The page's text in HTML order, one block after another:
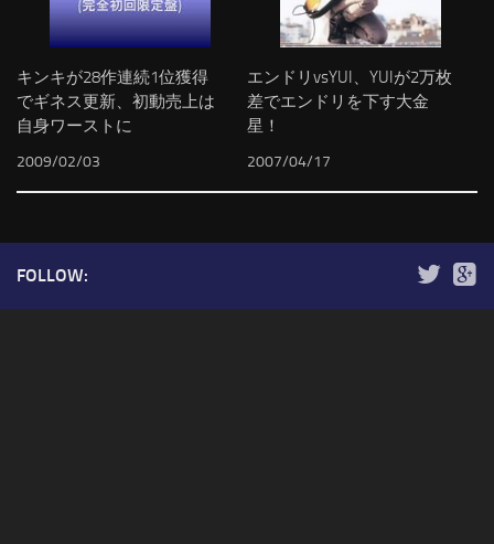
キンキが28作連続1位獲得
でギネス更新、初動売上は
自身ワーストに
2009/02/03
エンドリvsYUI、YUIが2万枚
差でエンドリを下す大金
星！
2007/04/17
FOLLOW: